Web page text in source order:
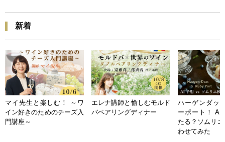
新着
マイ先生と楽しむ！ ～ワ
イン好きのためのチーズ入
門講座～
エレナ講師と愉しむモルド
バペアリングディナー
ハーゲンダッ
ーポート！ AI
たる？ソムリ
わせてみた